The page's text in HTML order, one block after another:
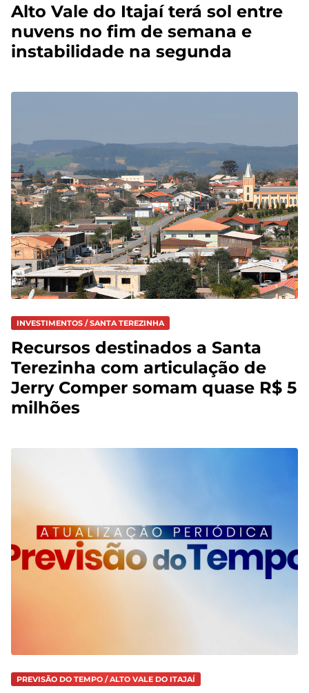
Alto Vale do Itajaí terá sol entre
nuvens no fim de semana e
instabilidade na segunda
INVESTIMENTOS / SANTA TEREZINHA
Recursos destinados a Santa
Terezinha com articulação de
Jerry Comper somam quase R$ 5
milhões
PREVISÃO DO TEMPO / ALTO VALE DO ITAJAÍ